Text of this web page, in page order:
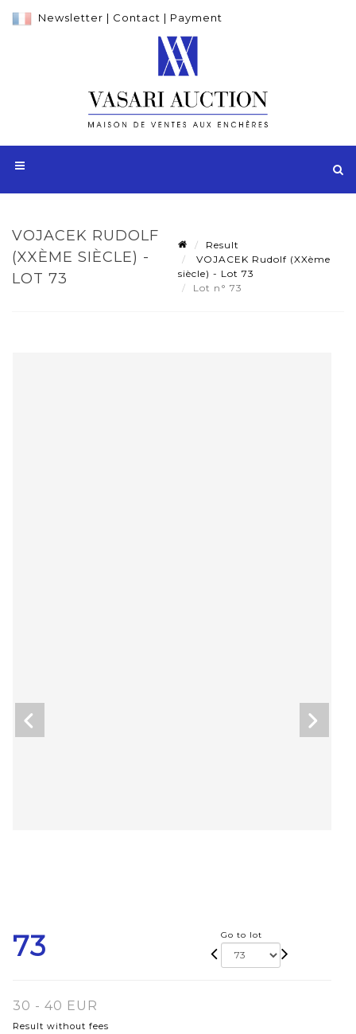
Newsletter | Contact | Payment
VOJACEK RUDOLF
(XXÈME SIÈCLE) -
LOT 73
Result
VOJACEK Rudolf (XXème
siècle) - Lot 73
Lot n° 73
73 Go to lot
30 - 40 EUR
Result without fees